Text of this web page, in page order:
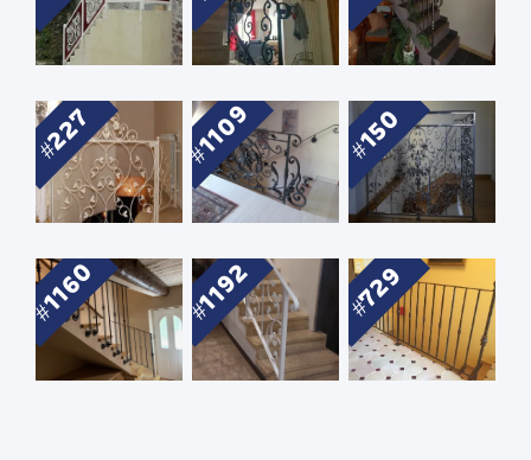
227 1109 150
1160 1192 729